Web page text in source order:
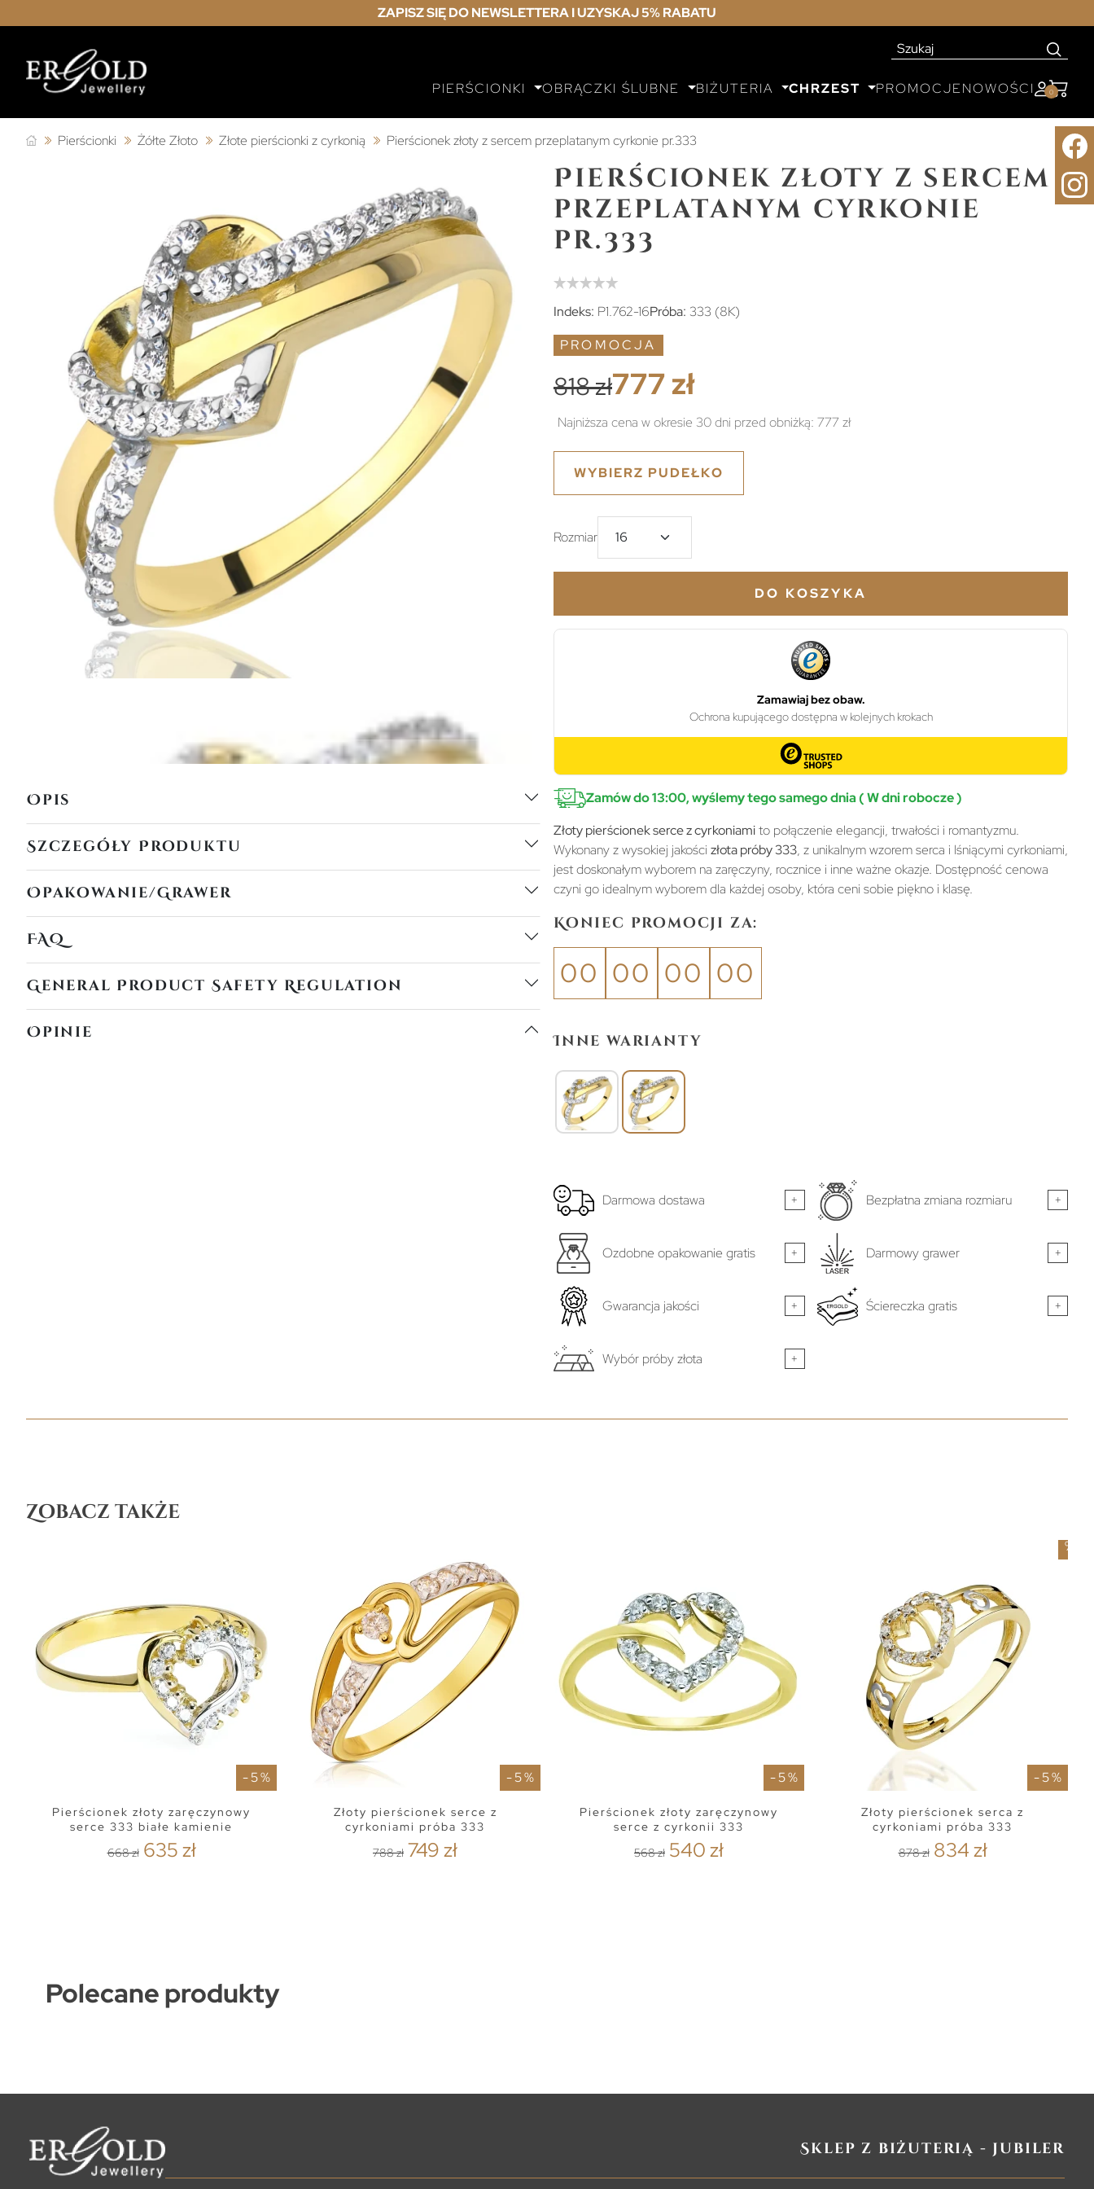
ZAPISZ SIĘ DO NEWSLETTERA I UZYSKAJ 5% RABATU
PIERŚCIONKI OBRĄCZKI ŚLUBNE BIŻUTERIA CHRZEST PROMOCJENOWOŚCI 0
Pierścionki Żółte Złoto Złote pierścionki z cyrkonią Pierścionek złoty z sercem przeplatanym cyrkonie pr.333
Opis
Szczegóły Produktu
Opakowanie/Grawer
FAQ
General Product Safety Regulation
Opinie
Pierścionek złoty z sercem
przeplatanym cyrkonie
pr.333
Indeks: P1.762-16Próba: 333 (8K)
PROMOCJA
818 zł777 zł
Najniższa cena w okresie 30 dni przed obniżką: 777 zł
WYBIERZ PUDEŁKO
Rozmiar
DO KOSZYKA
Zamów do 13:00, wyślemy tego samego dnia ( W dni robocze )
Złoty pierścionek serce z cyrkoniamito połączenie elegancji, trwałości i romantyzmu.
Wykonany z wysokiej jakości złota próby 333, z unikalnym wzorem serca i lśniącymi cyrkoniami,
jest doskonałym wyborem na zaręczyny, rocznice i inne ważne okazje. Dostępność cenowa
czyni go idealnym wyborem dla każdej osoby, która ceni sobie piękno i klasę.
Koniec promocji za:
00 00 00 00
Inne warianty
Darmowa dostawa + Bezpłatna zmiana rozmiaru +
Ozdobne opakowanie gratis + Darmowy grawer +
Gwarancja jakości + Ściereczka gratis +
Wybór próby złota +
Zobacz także
- 5 %
Pierścionek złoty zaręczynowy
serce 333 białe kamienie
668 zł 635 zł
- 5 %
Złoty pierścionek serce z
cyrkoniami próba 333
788 zł 749 zł
- 5 %
Pierścionek złoty zaręczynowy
serce z cyrkonii 333
568 zł 540 zł
- 5 %
Złoty pierścionek serca z
cyrkoniami próba 333
878 zł 834 zł
%
Polecane produkty
Sklep z biżuterią - jubiler